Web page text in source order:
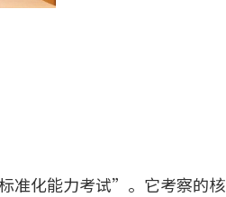
准化能力考试”。它考察的核